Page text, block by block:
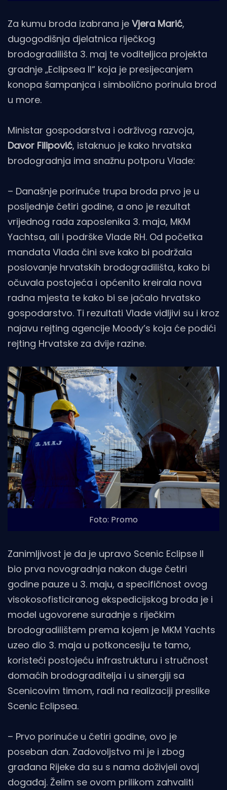
Za kumu broda izabrana je Vjera Marić,
dugogodišnja djelatnica riječkog
brodogradilišta 3. maj te voditeljica projekta
gradnje „Eclipsea II“ koja je presijecanjem
konopa šampanjca i simbolično porinula brod
u more.
Ministar gospodarstva i održivog razvoja,
Davor Filipović, istaknuo je kako hrvatska
brodogradnja ima snažnu potporu Vlade:
– Današnje porinuće trupa broda prvo je u
posljednje četiri godine, a ono je rezultat
vrijednog rada zaposlenika 3. maja, MKM
Yachtsa, ali i podrške Vlade RH. Od početka
mandata Vlada čini sve kako bi podržala
poslovanje hrvatskih brodogradilišta, kako bi
očuvala postojeća i općenito kreirala nova
radna mjesta te kako bi se jačalo hrvatsko
gospodarstvo. Ti rezultati Vlade vidljivi su i kroz
najavu rejting agencije Moody’s koja će podići
rejting Hrvatske za dvije razine.
Foto: Promo
Zanimljivost je da je upravo Scenic Eclipse II
bio prva novogradnja nakon duge četiri
godine pauze u 3. maju, a specifičnost ovog
visokosofisticiranog ekspedicijskog broda je i
model ugovorene suradnje s riječkim
brodogradilištem prema kojem je MKM Yachts
uzeo dio 3. maja u potkoncesiju te tamo,
koristeći postojeću infrastrukturu i stručnost
domaćih brodograditelja i u sinergiji sa
Scenicovim timom, radi na realizaciji preslike
Scenic Eclipsea.
– Prvo porinuće u četiri godine, ovo je
poseban dan. Zadovoljstvo mi je i zbog
građana Rijeke da su s nama doživjeli ovaj
događaj. Želim se ovom prilikom zahvaliti